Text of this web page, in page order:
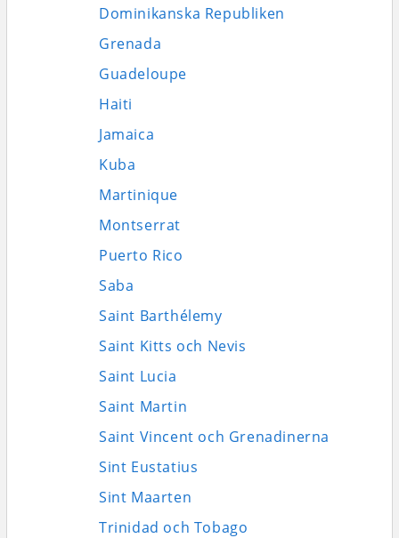
Dominikanska Republiken
Grenada
Guadeloupe
Haiti
Jamaica
Kuba
Martinique
Montserrat
Puerto Rico
Saba
Saint Barthélemy
Saint Kitts och Nevis
Saint Lucia
Saint Martin
Saint Vincent och Grenadinerna
Sint Eustatius
Sint Maarten
Trinidad och Tobago